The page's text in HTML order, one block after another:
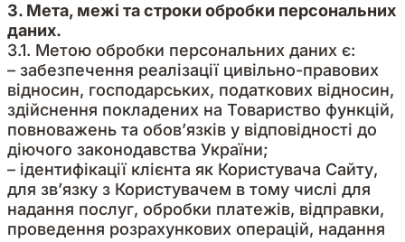
3. Мета, межі та строки обробки персональних
даних.
3.1. Метою обробки персональних даних є:
– забезпечення реалізації цивільно-правових
відносин, господарських, податкових відносин,
здійснення покладених на Товариство функцій,
повноважень та обов’язків у відповідності до
діючого законодавства України;
– ідентифікації клієнта як Користувача Сайту,
для зв’язку з Користувачем в тому числі для
надання послуг, обробки платежів, відправки,
проведення розрахункових операцій, надання